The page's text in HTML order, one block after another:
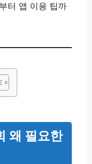
터 앱 이용 팁까
왜 필요한